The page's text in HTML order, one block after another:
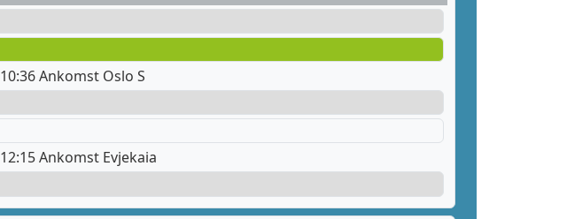
10:36 Ankomst Oslo S
12:15 Ankomst Evjekaia